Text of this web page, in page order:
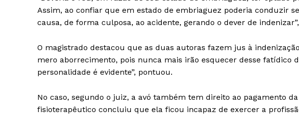
Assim, ao confiar que em estado de embriaguez poderia conduzir
causa, de forma culposa, ao acidente, gerando o dever de
O magistrado destacou que as duas autoras fazem jus à
mero aborrecimento, pois nunca mais irão esquecer desse fatídico
personalidade é evidente”, pontuou.
No caso, segundo o juiz, a avó também tem direito ao pagamento
fisioterapêutico concluiu que ela ficou incapaz de exercer a